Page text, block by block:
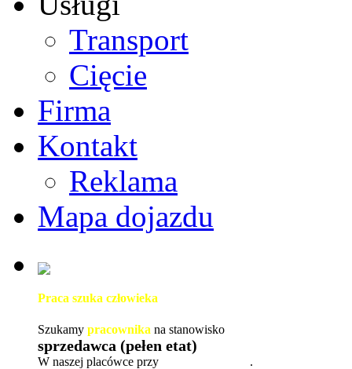
Transport
Cięcie
Firma
Kontakt
Reklama
Mapa dojazdu
Praca szuka człowieka
Szukamy pracownika na stanowisko
sprzedawca (pełen etat)
W naszej placówce przy .